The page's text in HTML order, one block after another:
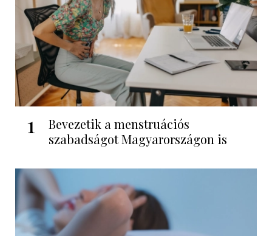
1
Bevezetik a menstruációs
szabadságot Magyarországon is